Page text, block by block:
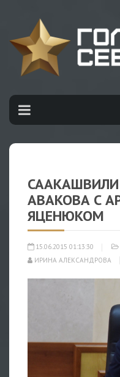
АВАКОВА С
ЯЦЕНЮКОМ
15.06.2015 01:13:30
ИРИНА АЛЕКСАНДРОВА